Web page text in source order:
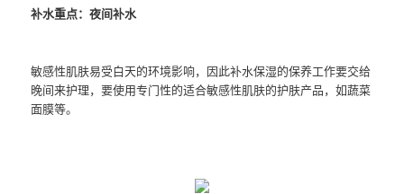
补水重点：夜间补水
敏感性肌肤易受白天的环境影响，因此补水保湿的保养工作要交给
晚间来护理，要使用专门性的适合敏感性肌肤的护肤产品，如蔬菜
面膜等。